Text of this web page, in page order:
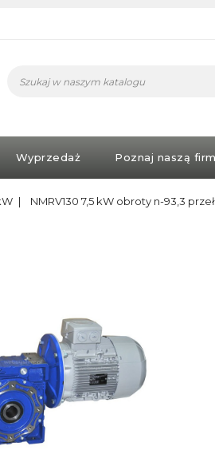
Wyprzedaż Poznaj naszą
NMRV130 7,5 kW obroty n-93,3